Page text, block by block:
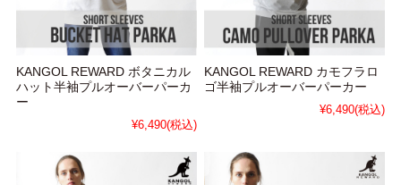
KANGOL REWARD ボタニカル
ハット半袖プルオーバーパーカ
ー
¥6,490(税込)
KANGOL REWARD カモフラロ
ゴ半袖プルオーバーパーカー
¥6,490(税込)